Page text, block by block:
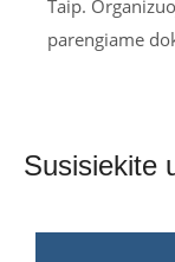
Taip.
parengiame
Susisiekite